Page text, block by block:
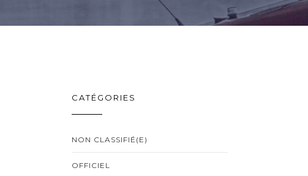
CATÉGORIES
NON CLASSIFIÉ(E)
OFFICIEL